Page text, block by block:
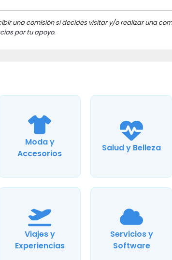
una comisión si decides visitar y/o realizar una
por tu apoyo.
Moda y
Accesorios
Salud y Belleza
Viajes y
Experiencias
Servicios y
Software